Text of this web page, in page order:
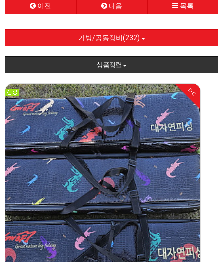
이전 다음 목록
가방/공동장비(232)
상품정렬
DC